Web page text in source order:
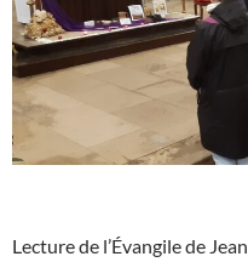
Lecture de l’Évangile de